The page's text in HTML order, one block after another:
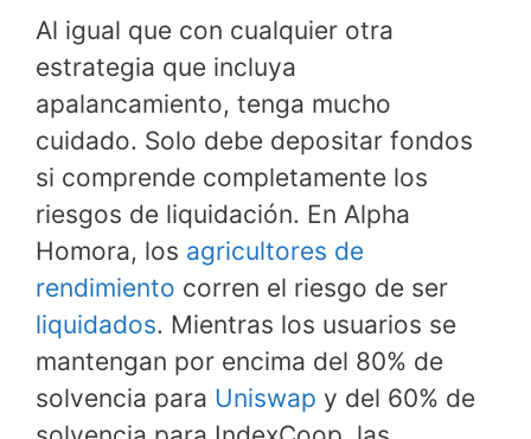
Al igual que con cualquier otra
estrategia que incluya
apalancamiento, tenga mucho
cuidado. Solo debe depositar fondos
si comprende completamente los
riesgos de liquidación. En Alpha
Homora, los agricultores de
rendimiento corren el riesgo de ser
liquidados. Mientras los usuarios se
mantengan por encima del 80% de
solvencia para Uniswap y del 60% de